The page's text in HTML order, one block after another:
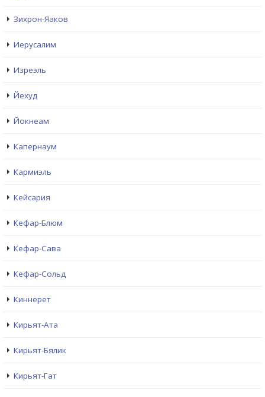
Зихрон-Яаков
Иерусалим
Изреэль
Йехуд
Йокнеам
Капернаум
Кармиэль
Кейсария
Кефар-Блюм
Кефар-Сава
Кефар-Сольд
Киннерет
Кирьят-Ата
Кирьят-Бялик
Кирьят-Гат